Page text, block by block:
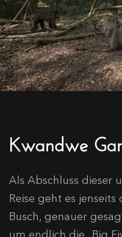
Kwandwe
Als Abschluss dieser
Reise geht es
Busch, genauer
um endlich die „Big